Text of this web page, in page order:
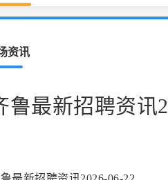
资讯
鲁最新招聘资讯